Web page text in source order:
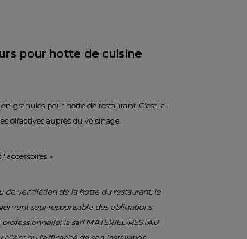
pour hotte de cuisine
granulés pour hotte de restaurant. C'est la
olfactives auprès du voisinage.
»
de ventilation de la hotte du restaurant, le
seul responsable des obligations
la sarl MATERIEL-RESTAU